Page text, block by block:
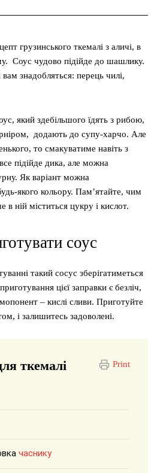
грузинського ткемалі з аличі, в
Соус чудово підійде до шашлику.
вам знадобляться: перець чилі,
який здебільшого їдять з рибою,
додають до супу-харчо. Але
то смакуватиме навіть з
підійде дика, але можна
Як варіант можна
якого кольору. Пам’ятайте, чим
в ній міститься цукру і кислот.
соус
такий сосус зберігатиметься
цієї заправки є безліч,
– кислі сливи. Приготуйте
і залишитесь задоволені.
Print
ткемалі
часнику